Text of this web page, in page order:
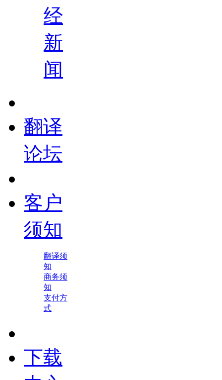
经
新
闻
翻译
论坛
客户
须知
翻译须
知
商务须
知
支付方
式
下载